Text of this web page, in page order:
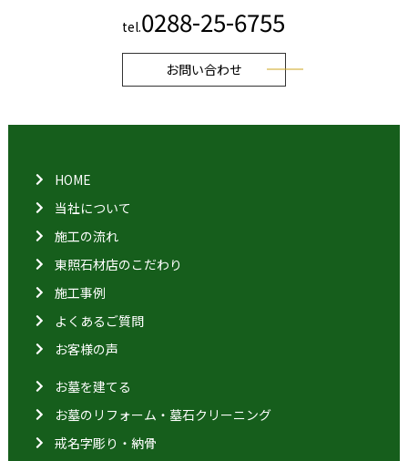
tel.0288-25-6755
お問い合わせ
HOME
当社について
施工の流れ
東照石材店のこだわり
施工事例
よくあるご質問
お客様の声
お墓を建てる
お墓のリフォーム・墓石クリーニング
戒名字彫り・納骨